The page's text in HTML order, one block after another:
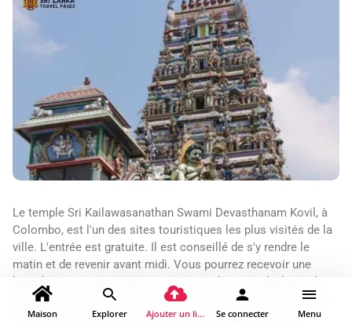
Le temple Sri Kailawasanathan Swami Devasthanam Kovil, à
Colombo, est l'un des sites touristiques les plus visités de la
ville. L'entrée est gratuite. Il est conseillé de s'y rendre le
matin et de revenir avant midi. Vous pourrez recevoir une
bénédiction en assistant aux pujas. Ce lieu est idéal pour la
méditation grâce à son calme et sa sérénité. Avec un peu de
chance, vous pourrez assister à des mariages tamouls
Maison Explorer Ajouter un lieu Se connecter Menu